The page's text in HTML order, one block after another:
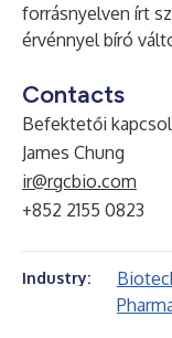
forrásnyelven írt
érvénnyel bíró
Contacts
Befektetői
James Chung
ir@rgcbio.com
+852 2155 0823
Industry: